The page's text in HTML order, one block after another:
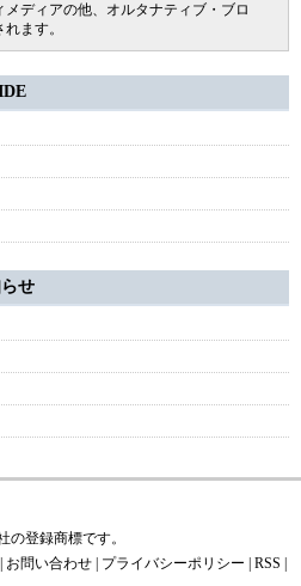
ディアの他、オルタナティブ・ブロ
ます。
せ
の登録商標です。
お問い合わせ プライバシーポリシー RSS